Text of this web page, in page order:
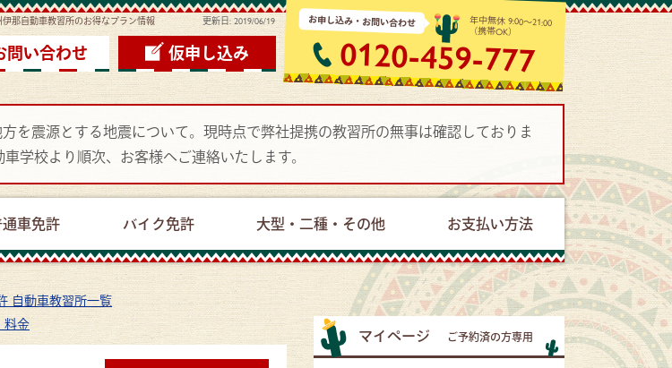
伊那自動車教習所のお得なプラン情報 更新日: 2019/06/19
問い合わせ 仮申し込み
お申し込み・お問い合わせ 年中無休 9:00～21:00
（携帯OK）
0120-459-777
を震源とする地震について。現時点で弊社提携の教習所の無事は確認しておりま
学校より順次、お客様へご連絡いたします。
車免許 バイク免許 大型・二種・その他 お支払い方法
自動車教習所一覧
料金
マイページ ご予約済の方専用